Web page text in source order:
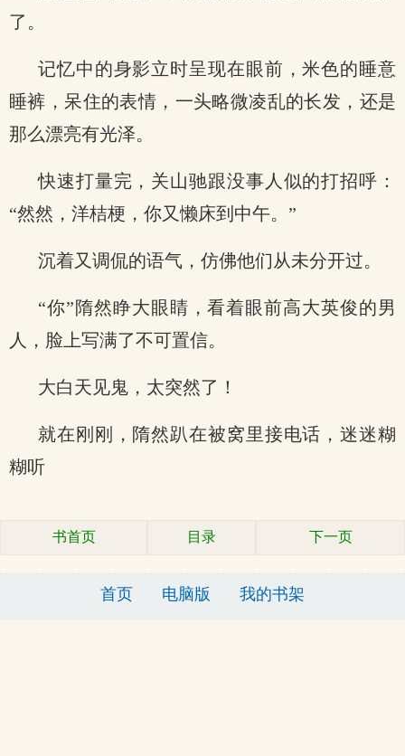
了。
记忆中的身影立时呈现在眼前，米色的睡意
睡裤，呆住的表情，一头略微凌乱的长发，还是
那么漂亮有光泽。
快速打量完，关山驰跟没事人似的打招呼：
“然然，洋桔梗，你又懒床到中午。”
沉着又调侃的语气，仿佛他们从未分开过。
“你”隋然睁大眼睛，看着眼前高大英俊的男
人，脸上写满了不可置信。
大白天见鬼，太突然了！
就在刚刚，隋然趴在被窝里接电话，迷迷糊
糊听
书首页 目录 下一页
首页 电脑版 我的书架